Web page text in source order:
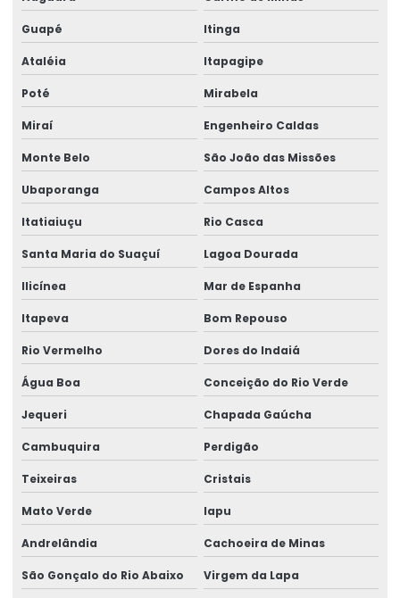
Guapé Itinga
Ataléia Itapagipe
Poté Mirabela
Miraí Engenheiro Caldas
Monte Belo São João das Missões
Ubaporanga Campos Altos
Itatiaiuçu Rio Casca
Santa Maria do Suaçuí Lagoa Dourada
Ilicínea Mar de Espanha
Itapeva Bom Repouso
Rio Vermelho Dores do Indaiá
Água Boa Conceição do Rio Verde
Jequeri Chapada Gaúcha
Cambuquira Perdigão
Teixeiras Cristais
Mato Verde Iapu
Andrelândia Cachoeira de Minas
São Gonçalo do Rio Abaixo Virgem da Lapa